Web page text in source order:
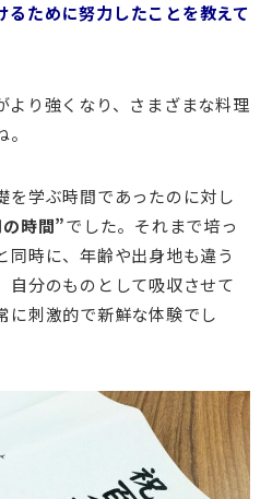
ために努力したことを教えて
より強くなり、さまざまな料理
を学ぶ時間であったのに対し
時間”でした。それまで培っ
同時に、年齢や出身地も違う
自分のものとして吸収させて
に刺激的で新鮮な体験でし